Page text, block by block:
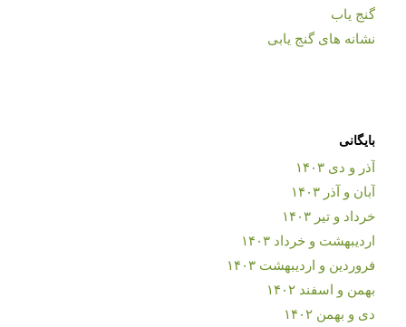
گنج یاب
نشانه های گنج یابی
بایگانی
آذر و دی ۱۴۰۳
آبان و آذر ۱۴۰۳
خرداد و تیر ۱۴۰۳
اردیبهشت و خرداد ۱۴۰۳
فروردین و اردیبهشت ۱۴۰۳
بهمن و اسفند ۱۴۰۲
دی و بهمن ۱۴۰۲